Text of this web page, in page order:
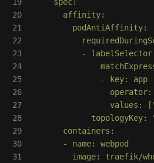
20
21
22
23
24
25
26
27
28
29
30
31
      affinity:
        podAntiAffinity:
-
              - key: app
operator:
values:
topologyKey:
      containers:
      - name: webpod
image: traefik/